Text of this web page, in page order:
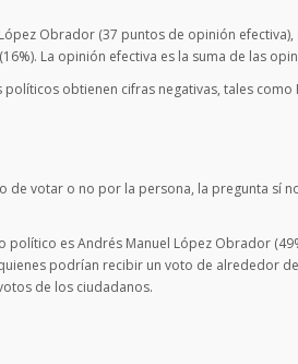
Obrador (37 puntos de opinión
La opinión efectiva es la suma de las
obtienen cifras negativas, tales como
de votar o no por la persona, la pregunta sí
es Andrés Manuel López Obrador
podrían recibir un voto de alrededor
de los ciudadanos.